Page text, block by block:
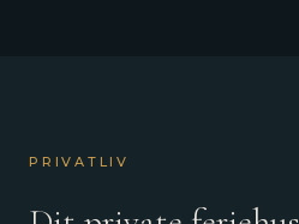
PRIVATLIV